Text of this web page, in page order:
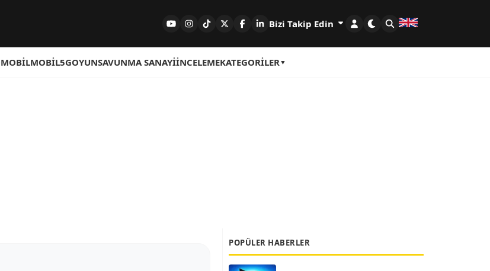
Bizi Takip Edin
MOBIL5GOYUNSAVUNMA SANAYIİNCELEMEKATEGORILER
POPÜLER HABERLER